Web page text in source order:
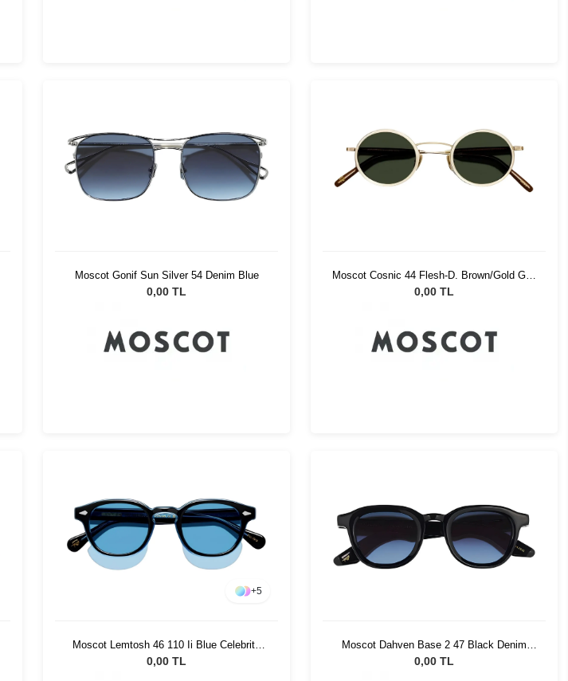
Moscot Gonif Sun Silver 54 Denim Blue
0,00 TL
Moscot Cosnic 44 Flesh-D. Brown/Gold G15
Pln
0,00 TL
+5
Moscot Lemtosh 46 110 Ii Blue Celebrity
Blue
0,00 TL
Moscot Dahven Base 2 47 Black Denim
Blue
0,00 TL